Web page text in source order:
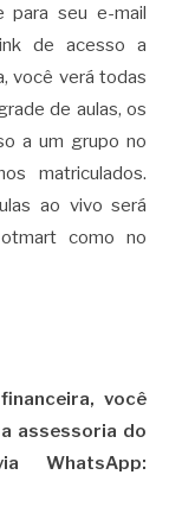
para seu e-mail
de acesso a
você verá todas
de aulas, os
a um grupo no
matriculados.
ao vivo será
como no
você
assessoria do
WhatsApp: